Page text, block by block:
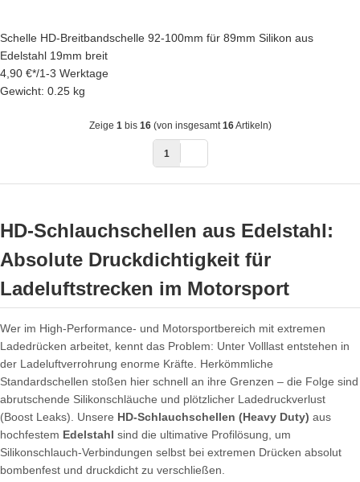
Schelle HD-Breitbandschelle 92-100mm für 89mm Silikon aus
Edelstahl 19mm breit
4,90 €*/1-3 Werktage
Gewicht: 0.25 kg
Zeige 1bis 16(von insgesamt16Artikeln)
1
HD-Schlauchschellen aus Edelstahl:
Absolute Druckdichtigkeit für
Ladeluftstrecken im Motorsport
Wer im High-Performance- und Motorsportbereich mit extremen
Ladedrücken arbeitet, kennt das Problem: Unter Volllast entstehen in
der Ladeluftverrohrung enorme Kräfte. Herkömmliche
Standardschellen stoßen hier schnell an ihre Grenzen – die Folge sind
abrutschende Silikonschläuche und plötzlicher Ladedruckverlust
(Boost Leaks). Unsere HD-Schlauchschellen (Heavy Duty) aus
hochfestem Edelstahl sind die ultimative Profilösung, um
Silikonschlauch-Verbindungen selbst bei extremen Drücken absolut
bombenfest und druckdicht zu verschließen.